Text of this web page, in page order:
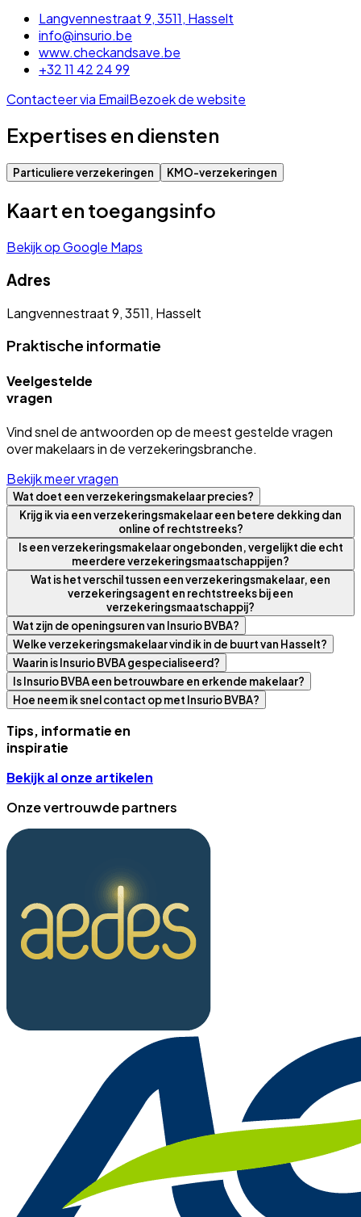
Langvennestraat 9, 3511, Hasselt
info@insurio.be
www.checkandsave.be
+32 11 42 24 99
Contacteer via EmailBezoek de website
Expertises en diensten
Particuliere verzekeringen KMO-verzekeringen
Kaart en toegangsinfo
Bekijk op Google Maps
Adres
Langvennestraat 9, 3511, Hasselt
Praktische informatie
Veelgestelde
vragen
Vind snel de antwoorden op de meest gestelde vragen
over makelaars in de verzekeringsbranche.
Bekijk meer vragen
Wat doet een verzekeringsmakelaar precies?
Krijg ik via een verzekeringsmakelaar een betere dekking dan
online of rechtstreeks?
Is een verzekeringsmakelaar ongebonden, vergelijkt die echt
meerdere verzekeringsmaatschappijen?
Wat is het verschil tussen een verzekeringsmakelaar, een
verzekeringsagent en rechtstreeks bij een
verzekeringsmaatschappij?
Wat zijn de openingsuren van Insurio BVBA?
Welke verzekeringsmakelaar vind ik in de buurt van Hasselt?
Waarin is Insurio BVBA gespecialiseerd?
Is Insurio BVBA een betrouwbare en erkende makelaar?
Hoe neem ik snel contact op met Insurio BVBA?
Tips, informatie en
inspiratie
Bekijk al onze artikelen
Onze vertrouwde partners